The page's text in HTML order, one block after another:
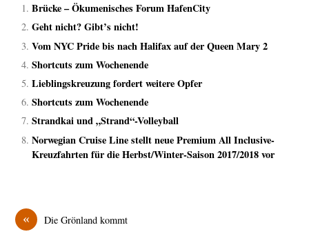
Brücke – Ökumenisches Forum HafenCity
Geht nicht? Gibt’s nicht!
Vom NYC Pride bis nach Halifax auf der Queen Mary 2
Shortcuts zum Wochenende
Lieblingskreuzung fordert weitere Opfer
Shortcuts zum Wochenende
Strandkai und „Strand“-Volleyball
Norwegian Cruise Line stellt neue Premium All Inclusive-
Kreuzfahrten für die Herbst/Winter-Saison 2017/2018 vor
« Die Grönland kommt